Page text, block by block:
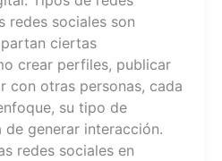
redes sociales son
ciertas
crear perfiles, publicar
con otras personas, cada
su tipo de
generar interacción.
redes sociales en